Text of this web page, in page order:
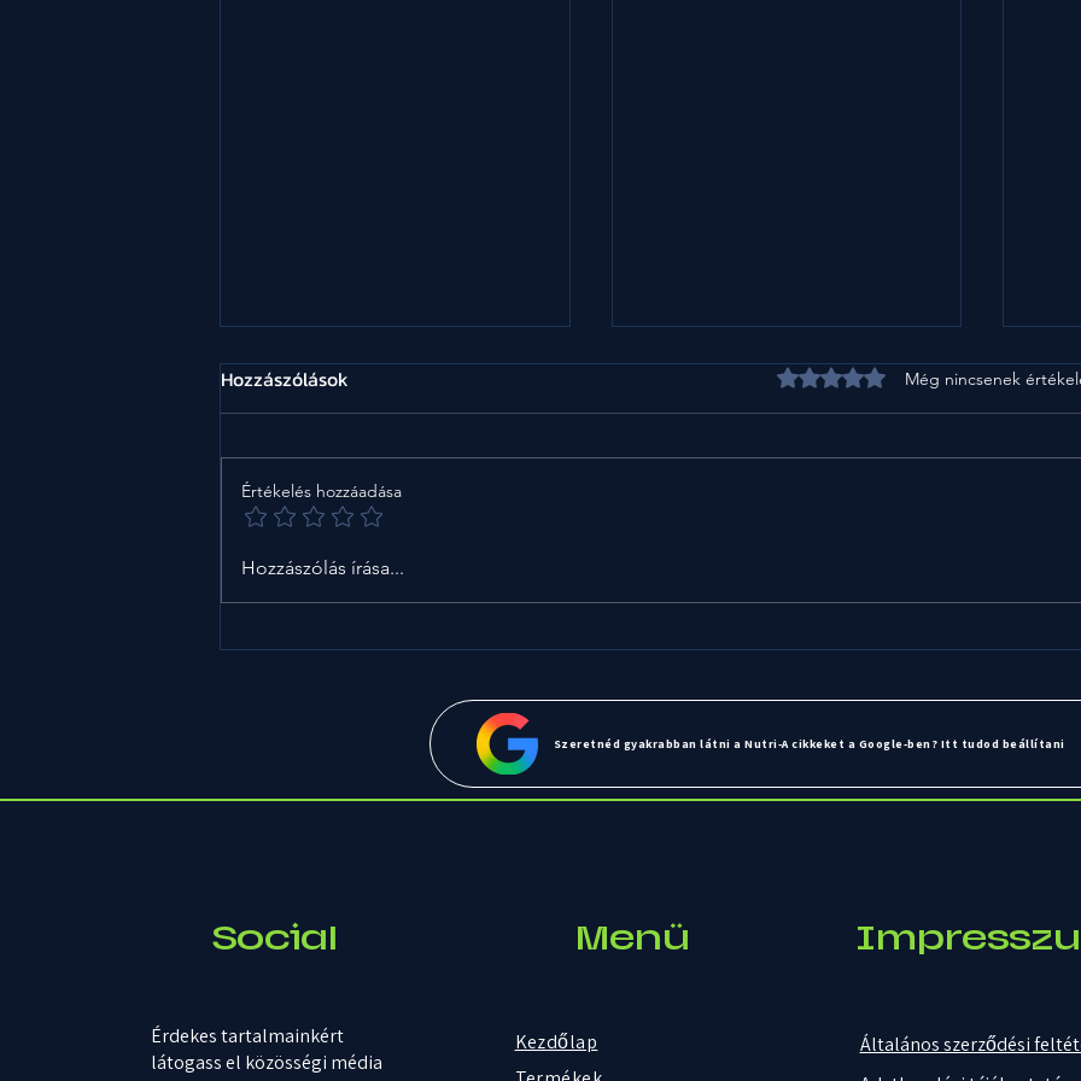
Miért kívánunk néha ropogós
ételeket, máskor pedig
gyakran ugyanazt az ételt
Hozzászólások 0 csillagot kapott az 5-ből.
Még nincsenek
Értékelés hozzáadása
Hozzászólás írása...
Szeretnéd gyakrabban látni a Nutri-A cikkeket a Google-ben? Itt tudod beállítani
Social
Érdekes tartalmainkért
látogass el közösségi média
Menü
Kezdőlap
Általános szerződési